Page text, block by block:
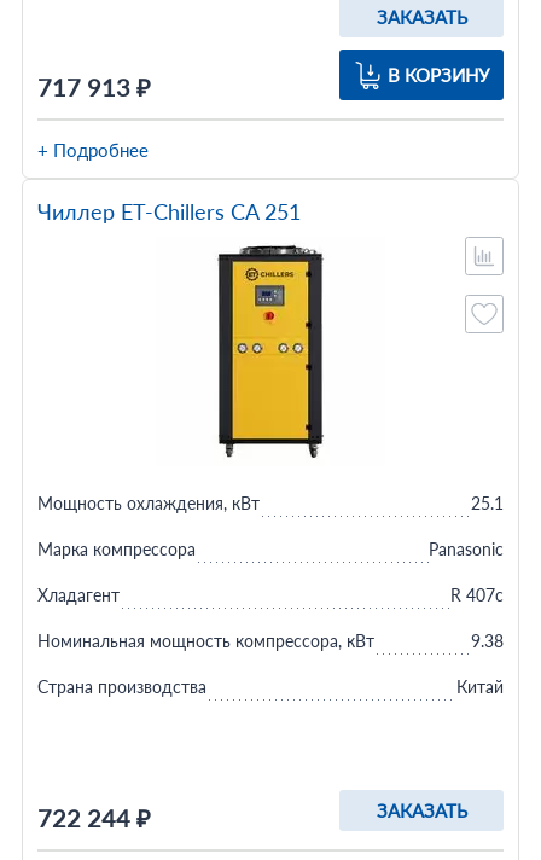
717 913 ₽
ЗАКАЗАТЬ
В КОРЗИНУ
+ Подробнее
Чиллер ET-Chillers CA 251
722 244 ₽ ЗАКАЗАТЬ
Мощность охлаждения, кВт 25.1
Марка компрессора Panasonic
Хладагент R 407c
Номинальная мощность компрессора, кВт 9.38
Страна производства Китай